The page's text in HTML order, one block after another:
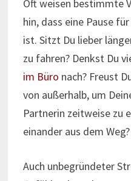
Oft weisen bestimmte
hin, dass eine Pause
ist. Sitzt Du lieber
zu fahren? Denkst Du
im Büro nach? Freust
von außerhalb, um
Partnerin zeitweise zu
einander aus dem Weg?
Auch unbegründeter